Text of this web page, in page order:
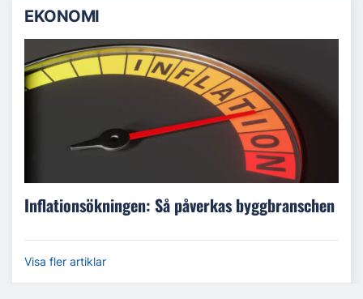
EKONOMI
Inflationsökningen: Så påverkas byggbranschen
Visa fler artiklar